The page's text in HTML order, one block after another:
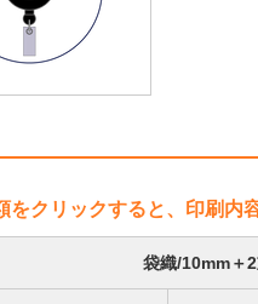
をクリックすると、印刷内
袋織/10mm＋